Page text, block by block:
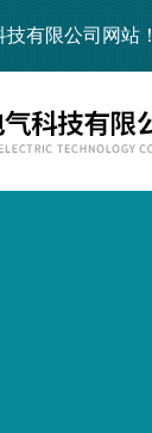
有限公司网站！